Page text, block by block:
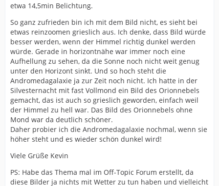
etwa 14,5min Belichtung.
So ganz zufrieden bin ich mit dem Bild nicht, es sieht bei
etwas reinzoomen grieslich aus. Ich denke, dass Bild würde
besser werden, wenn der Himmel richtig dunkel werden
würde. Gerade in horizontnähe war immer noch eine
Aufhellung zu sehen, da die Sonne noch nicht weit genug
unter den Horizont sinkt. Und so hoch steht die
Andromedagalaxie ja zur Zeit noch nicht. Ich hatte in der
Silvesternacht mit fast Vollmond ein Bild des Orionnebels
gemacht, das ist auch so grieslich geworden, einfach weil
der Himmel zu hell war. Das Bild des Orionnebels ohne
Mond war da deutlich schöner.
Daher probier ich die Andromedagalaxie nochmal, wenn sie
höher steht und es wieder schön dunkel wird!
Viele Grüße Kevin
PS: Habe das Thema mal im Off-Topic Forum erstellt, da
diese Bilder ja nichts mit Wetter zu tun haben und vielleicht